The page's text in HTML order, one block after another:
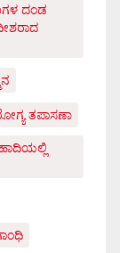
ದಂಡ
ತಪಾಸಣಾ